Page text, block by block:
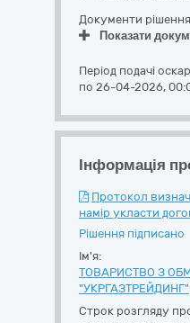
Документи
Показати
Період подачі
по 26-04-2026,
Інформація
Протокол
намір укласти
Рішення підписано
Ім'я:
ТОВАРИСТВО З
"УКРГАЗТРЕЙДИНГ"
Строк розгляду